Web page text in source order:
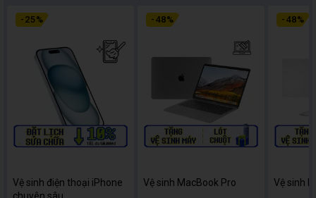
- 25%
Vệ sinh điện thoại iPhone
- 48%
Vệ sinh MacBook Pro
- 48%
Vệ sinh